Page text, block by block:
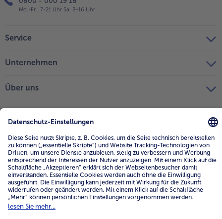
Mo.-Fr.: 7-21 Uhr Sa: 8-16 Uhr
Service
Unternehmen
Über uns